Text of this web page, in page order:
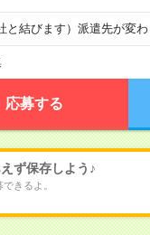
結びます）派遣先が変わ
応募する
ず保存しよう♪
きるよ。